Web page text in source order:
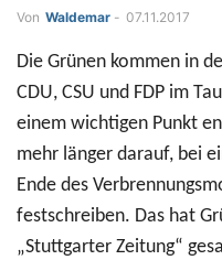
Von Waldemar - 07.11.2017
Die Grünen kommen in
CDU, CSU und FDP im
einem wichtigen Punkt
mehr länger darauf, bei
Ende des
festschreiben. Das hat
„Stuttgarter Zeitung“